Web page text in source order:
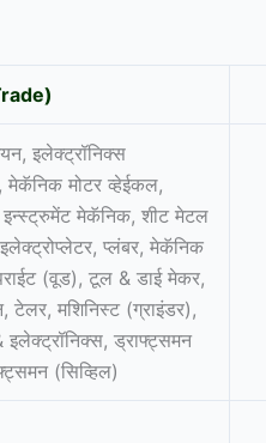
इलेक्ट्रॉनिक्स
मेकॅनिक मोटर व्हेईकल,
मेकॅनिक, शीट मेटल
प्लंबर, मेकॅनिक
(वूड), टूल & डाई मेकर,
टेलर, मशिनिस्ट (ग्राइंडर),
ड्राफ्ट्समन
(सिव्हिल)